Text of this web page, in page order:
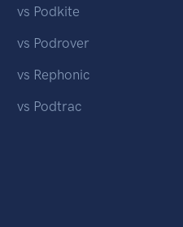
vs Podkite
vs Podrover
vs Rephonic
vs Podtrac